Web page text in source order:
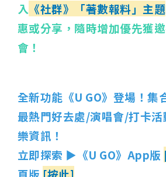
入 《社群》「著數報料」主題
惠或分享，隨時增加優先獲
會！
全新功能《U GO》登場！集
最熱門好去處/演唱會/打卡
樂資訊！
立即探索 ▶《U GO》App版
頁版 [按此]